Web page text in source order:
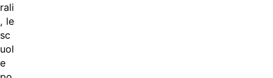
rali
, le
sc
uol
e